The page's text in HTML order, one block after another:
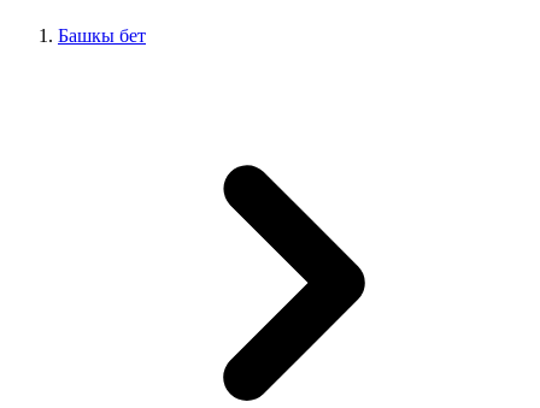
Башкы бет